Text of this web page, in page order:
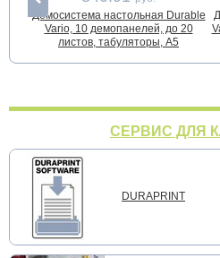
Демосистема настольная Durable
Vario, 10 демопанелей, до 20
листов, табуляторы, А5
СЕРВИС ДЛЯ
DURAPRINT